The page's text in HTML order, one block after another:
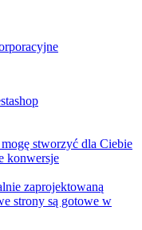
stworzyć dla Ciebie
konwersje
zaprojektowaną
strony są gotowe w